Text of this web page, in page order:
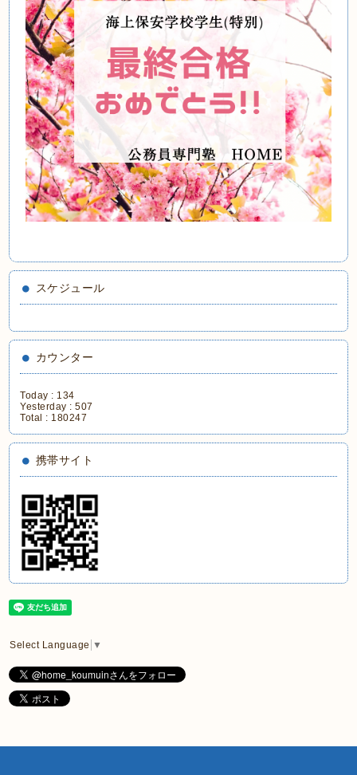
スケジュール
カウンター
Today : 134
Yesterday :507
Total : 180247
携帯サイト
Select Language ▼